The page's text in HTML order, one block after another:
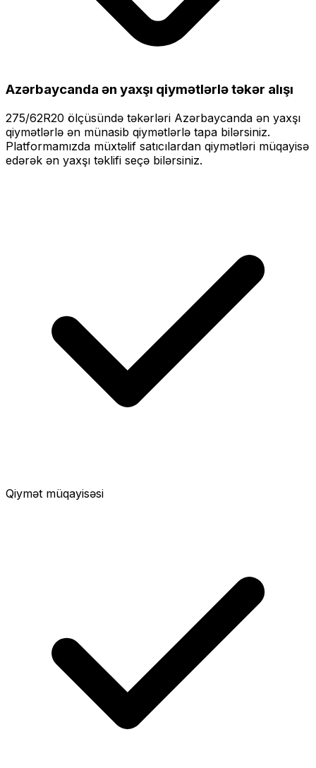
Azərbaycanda ən yaxşı qiymətlərlətəkər alışı
275/62R20 ölçüsündə təkərləri Azərbaycanda ən yaxşı
qiymətlərlə ən münasib qiymətlərlə tapa bilərsiniz.
Platformamızda müxtəlif satıcılardan qiymətləri müqayisə
edərək ən yaxşı təklifi seçə bilərsiniz.
Qiymət müqayisəsi